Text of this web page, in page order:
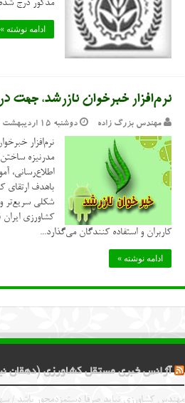
مذکور درج
ادامه نوشته »
نرم‌افزار خبرخوان نازرشد،
مهندس بزرگ زاده دوشنبه ۱۵ اردیبهشت ۱۳۹۳
نرم‌افزار
مدرنیزه
اطلاع‌رسانی،
باهدف ارتقای
شکلی سریع‌تر
کشاورزی ایران
کاربران و استفاده کنندگان می‌گذارد...
ادامه نوشته »
آژانس خبری مستقل کشاورزی (دهقان
مهندس کشاورزی نباید صرفا دستمزدمحور باشد /